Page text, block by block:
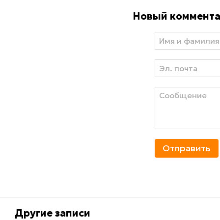
Новый
Отправить
Другие записи